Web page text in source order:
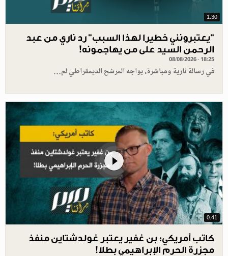
1.30
"يعتبرونني خطيرا لهذا السبب" رد ناري من عبد
الرحمن السيد على من يهاجمونه!
08/08/2026 - 18:25
في رسالة نارية ومباشرة، يواجه المرشح الديمقراطي لم…
0.41
كاتب أمريكي: بن غفير يعتبر غولدشتاين منفذ
مجزرة الحرم الإبراهيمي بطلا!